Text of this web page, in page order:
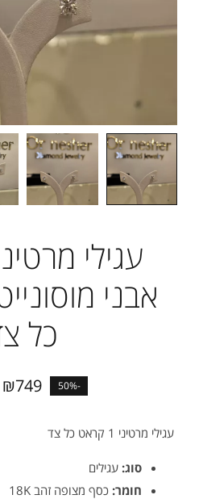
עגילי
כל
-50%
₪749
עגילי מרטיני 1 קראט כל צד
סוג: עגילים
חומר: כסף מצופה זהב 18K